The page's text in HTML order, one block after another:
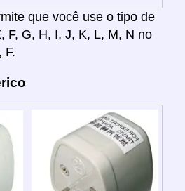
que você use o tipo de
F, G, H, I, J, K, L, M, N no
F.